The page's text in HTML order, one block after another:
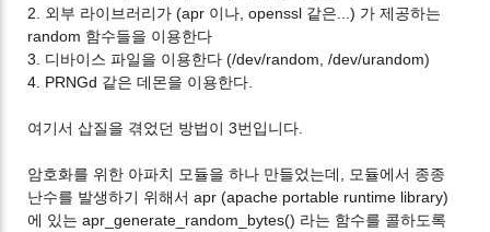
2. 외부 라이브러리가 (apr 이나, openssl 같은...) 가 제공하는
random 함수들을 이용한다
3. 디바이스 파일을 이용한다 (/dev/random, /dev/urandom)
4. PRNGd 같은 데몬을 이용한다.
여기서 삽질을 겪었던 방법이 3번입니다.
암호화를 위한 아파치 모듈을 하나 만들었는데, 모듈에서 종종
난수를 발생하기 위해서 apr (apache portable runtime library)
에 있는 apr_generate_random_bytes() 라는 함수를 콜하도록